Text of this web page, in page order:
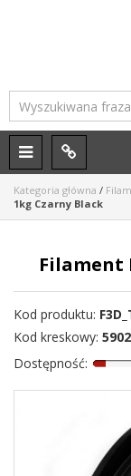
M
e
n
u
P
a
n
e
l
Kategoria główna /
1kg Czarny Black
Filament
Kod produktu:
Kod kreskowy:
Dostępność: